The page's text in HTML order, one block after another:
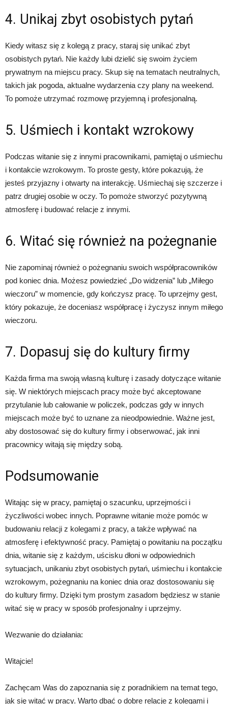
4. Unikaj zbyt osobistych pytań
Kiedy witasz się z kolegą z pracy, staraj się unikać zbyt
osobistych pytań. Nie każdy lubi dzielić się swoim życiem
prywatnym na miejscu pracy. Skup się na tematach neutralnych,
takich jak pogoda, aktualne wydarzenia czy plany na weekend.
To pomoże utrzymać rozmowę przyjemną i profesjonalną.
5. Uśmiech i kontakt wzrokowy
Podczas witanie się z innymi pracownikami, pamiętaj o uśmiechu
i kontakcie wzrokowym. To proste gesty, które pokazują, że
jesteś przyjazny i otwarty na interakcję. Uśmiechaj się szczerze i
patrz drugiej osobie w oczy. To pomoże stworzyć pozytywną
atmosferę i budować relacje z innymi.
6. Witać się również na pożegnanie
Nie zapominaj również o pożegnaniu swoich współpracowników
pod koniec dnia. Możesz powiedzieć „Do widzenia” lub „Miłego
wieczoru” w momencie, gdy kończysz pracę. To uprzejmy gest,
który pokazuje, że doceniasz współpracę i życzysz innym miłego
wieczoru.
7. Dopasuj się do kultury firmy
Każda firma ma swoją własną kulturę i zasady dotyczące witanie
się. W niektórych miejscach pracy może być akceptowane
przytulanie lub całowanie w policzek, podczas gdy w innych
miejscach może być to uznane za nieodpowiednie. Ważne jest,
aby dostosować się do kultury firmy i obserwować, jak inni
pracownicy witają się między sobą.
Podsumowanie
Witając się w pracy, pamiętaj o szacunku, uprzejmości i
życzliwości wobec innych. Poprawne witanie może pomóc w
budowaniu relacji z kolegami z pracy, a także wpływać na
atmosferę i efektywność pracy. Pamiętaj o powitaniu na początku
dnia, witanie się z każdym, uścisku dłoni w odpowiednich
sytuacjach, unikaniu zbyt osobistych pytań, uśmiechu i kontakcie
wzrokowym, pożegnaniu na koniec dnia oraz dostosowaniu się
do kultury firmy. Dzięki tym prostym zasadom będziesz w stanie
witać się w pracy w sposób profesjonalny i uprzejmy.
Wezwanie do działania:
Witajcie!
Zachęcam Was do zapoznania się z poradnikiem na temat tego,
jak się witać w pracy. Warto dbać o dobre relacje z kolegami i